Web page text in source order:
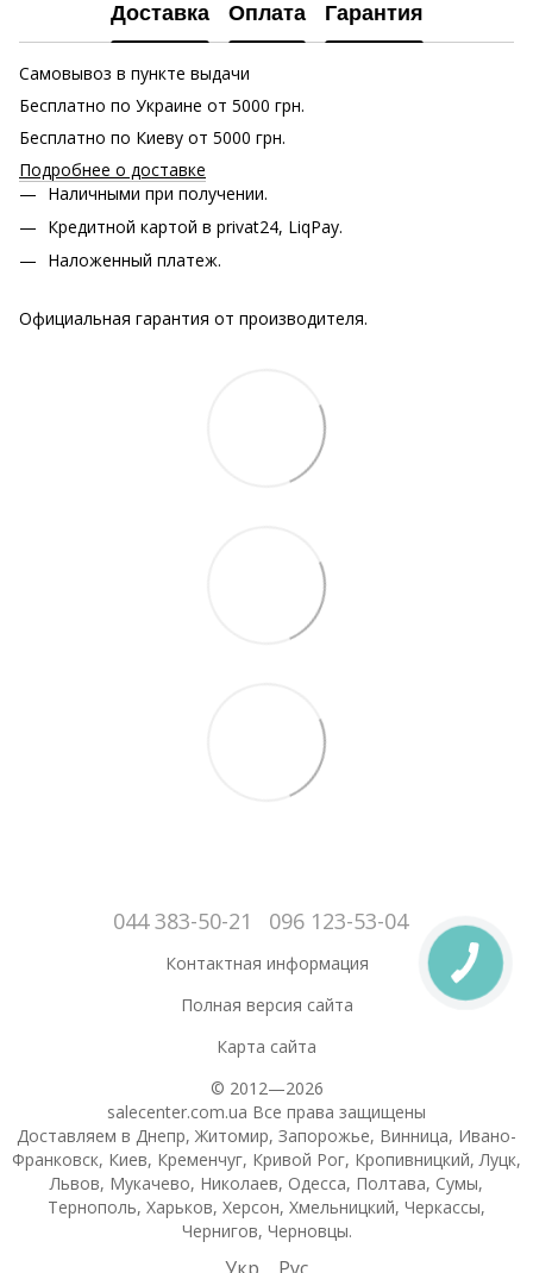
Доставка Оплата Гарантия
Самовывоз в пункте выдачи
Бесплатно по Украине от 5000 грн.
Бесплатно по Киеву от 5000 грн.
Подробнее о доставке
Наличными при получении.
Кредитной картой в privat24, LiqPay.
Наложенный платеж.
Официальная гарантия от производителя.
044 383-50-21 096 123-53-04
Контактная информация
Полная версия сайта
Карта сайта
© 2012—2026
salecenter.com.ua Все права защищены
Доставляем в Днепр, Житомир, Запорожье, Винница, Ивано-
Франковск, Киев, Кременчуг, Кривой Рог, Кропивницкий, Луцк,
Львов, Мукачево, Николаев, Одесса, Полтава, Сумы,
Тернополь, Харьков, Херсон, Хмельницкий, Черкассы,
Чернигов, Черновцы.